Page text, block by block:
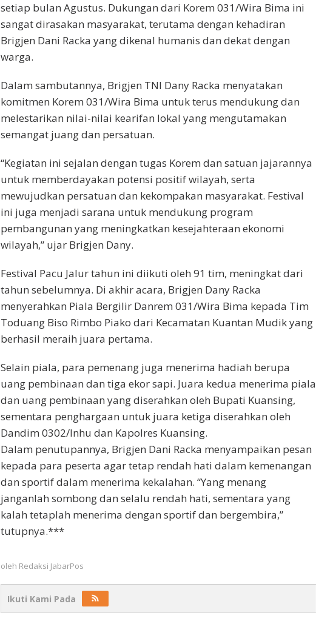
setiap bulan Agustus. Dukungan dari Korem 031/Wira Bima ini
sangat dirasakan masyarakat, terutama dengan kehadiran
Brigjen Dani Racka yang dikenal humanis dan dekat dengan
warga.
Dalam sambutannya, Brigjen TNI Dany Racka menyatakan
komitmen Korem 031/Wira Bima untuk terus mendukung dan
melestarikan nilai-nilai kearifan lokal yang mengutamakan
semangat juang dan persatuan.
“Kegiatan ini sejalan dengan tugas Korem dan satuan jajarannya
untuk memberdayakan potensi positif wilayah, serta
mewujudkan persatuan dan kekompakan masyarakat. Festival
ini juga menjadi sarana untuk mendukung program
pembangunan yang meningkatkan kesejahteraan ekonomi
wilayah,” ujar Brigjen Dany.
Festival Pacu Jalur tahun ini diikuti oleh 91 tim, meningkat dari
tahun sebelumnya. Di akhir acara, Brigjen Dany Racka
menyerahkan Piala Bergilir Danrem 031/Wira Bima kepada Tim
Toduang Biso Rimbo Piako dari Kecamatan Kuantan Mudik yang
berhasil meraih juara pertama.
Selain piala, para pemenang juga menerima hadiah berupa
uang pembinaan dan tiga ekor sapi. Juara kedua menerima piala
dan uang pembinaan yang diserahkan oleh Bupati Kuansing,
sementara penghargaan untuk juara ketiga diserahkan oleh
Dandim 0302/Inhu dan Kapolres Kuansing.
Dalam penutupannya, Brigjen Dani Racka menyampaikan pesan
kepada para peserta agar tetap rendah hati dalam kemenangan
dan sportif dalam menerima kekalahan. “Yang menang
janganlah sombong dan selalu rendah hati, sementara yang
kalah tetaplah menerima dengan sportif dan bergembira,”
tutupnya.***
oleh Redaksi JabarPos
Ikuti Kami Pada